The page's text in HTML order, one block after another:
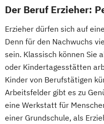
Paarberater/-in +
in
Personal Trainer/-in
Personal Trainer/-
65+
Personal Trainer/-
Personal Trainer/-
Der Beruf Erzieher:
Erzieher dürfen sich auf
Denn für den Nachwuchs
sein. Klassisch können Sie
oder Kindertagesstätten
Kinder von Berufstätigen
Arbeitsfelder gibt es zu
eine Werkstatt für
einer Grundschule, als